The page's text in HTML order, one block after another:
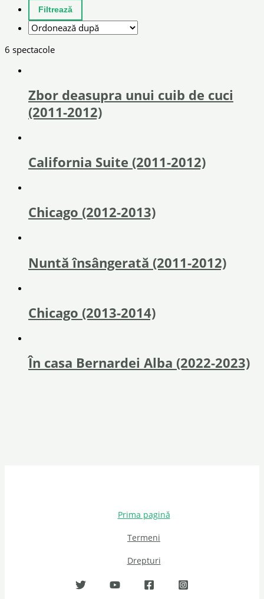
6 spectacole
Zbor deasupra unui cuib de cuci
(2011-2012)
California Suite (2011-2012)
Chicago (2012-2013)
Nuntă însângerată (2011-2012)
Chicago (2013-2014)
În casa Bernardei Alba (2022-2023)
Prima pagină
Termeni
Drepturi